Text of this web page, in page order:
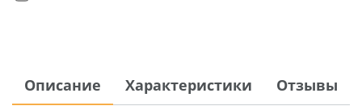
Описание Характеристики Отзывы